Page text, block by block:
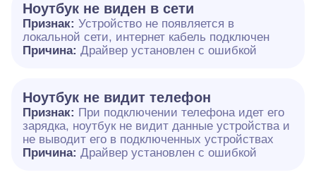
Ноутбук не виден в сети
Признак: Устройство не появляется в
локальной сети, интернет кабель подключен
Причина: Драйвер установлен с ошибкой
Ноутбук не видит телефон
Признак: При подключении телефона идет его
зарядка, ноутбук не видит данные устройства и
не выводит его в подключенных устройствах
Причина: Драйвер установлен с ошибкой